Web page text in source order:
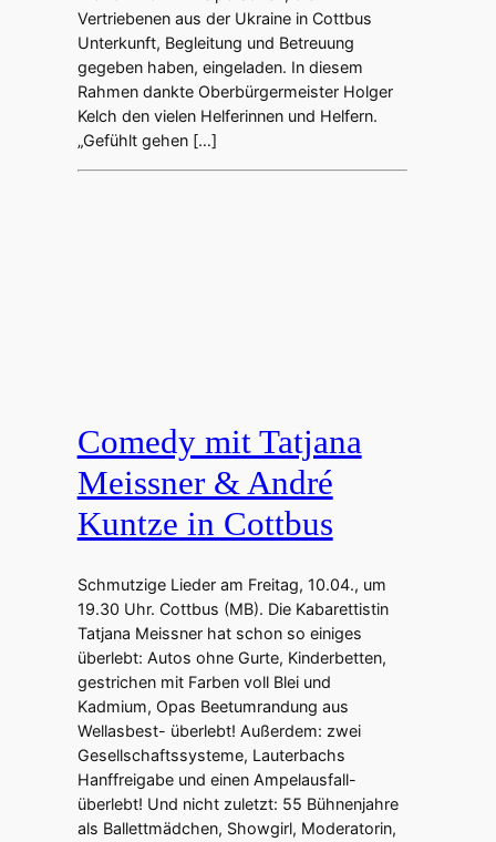
Vertriebenen aus der Ukraine in Cottbus
Unterkunft, Begleitung und Betreuung
gegeben haben, eingeladen. In diesem
Rahmen dankte Oberbürgermeister Holger
Kelch den vielen Helferinnen und Helfern.
„Gefühlt gehen […]
Comedy mit Tatjana
Meissner & André
Kuntze in Cottbus
Schmutzige Lieder am Freitag, 10.04., um
19.30 Uhr. Cottbus (MB). Die Kabarettistin
Tatjana Meissner hat schon so einiges
überlebt: Autos ohne Gurte, Kinderbetten,
gestrichen mit Farben voll Blei und
Kadmium, Opas Beetumrandung aus
Wellasbest- überlebt! Außerdem: zwei
Gesellschaftssysteme, Lauterbachs
Hanffreigabe und einen Ampelausfall-
überlebt! Und nicht zuletzt: 55 Bühnenjahre
als Ballettmädchen, Showgirl, Moderatorin,